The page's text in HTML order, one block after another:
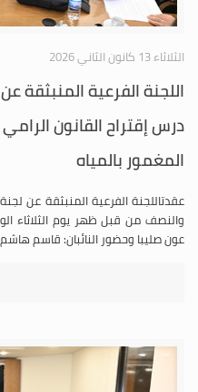
الثلاثاء 13 كانون الثاني 2026
اللجنة الفرعية المنبثقة
درس إقتراح القانون
المغمور بالمياه
عقدتاللجنة الفرعية المنبثقة عن
عون صليبا وحضور النائبان: قاسم